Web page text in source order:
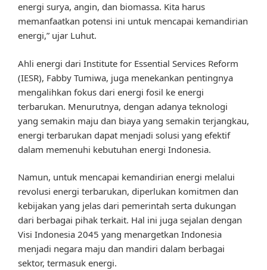
energi surya, angin, dan biomassa. Kita harus
memanfaatkan potensi ini untuk mencapai kemandirian
energi,” ujar Luhut.
Ahli energi dari Institute for Essential Services Reform
(IESR), Fabby Tumiwa, juga menekankan pentingnya
mengalihkan fokus dari energi fosil ke energi
terbarukan. Menurutnya, dengan adanya teknologi
yang semakin maju dan biaya yang semakin terjangkau,
energi terbarukan dapat menjadi solusi yang efektif
dalam memenuhi kebutuhan energi Indonesia.
Namun, untuk mencapai kemandirian energi melalui
revolusi energi terbarukan, diperlukan komitmen dan
kebijakan yang jelas dari pemerintah serta dukungan
dari berbagai pihak terkait. Hal ini juga sejalan dengan
Visi Indonesia 2045 yang menargetkan Indonesia
menjadi negara maju dan mandiri dalam berbagai
sektor, termasuk energi.